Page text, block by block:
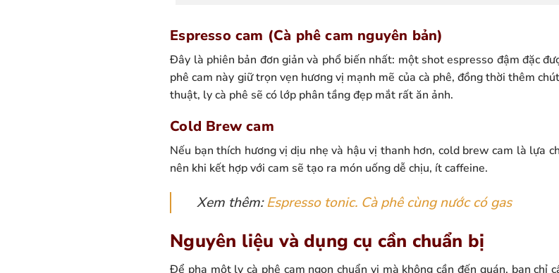
Espresso cam (Cà phê cam nguyên bản)
Đây là phiên bản đơn giản và phổ biến nhất: một shot espresso đậm đặc
phê cam này giữ trọn vẹn hương vị mạnh mẽ của cà phê, đồng thời thêm
thuật, ly cà phê sẽ có lớp phân tầng đẹp mắt rất ăn ảnh.
Cold Brew cam
Nếu bạn thích hương vị dịu nhẹ và hậu vị thanh hơn, cold brew cam là lựa
nên khi kết hợp với cam sẽ tạo ra món uống dễ chịu, ít caffeine.
Xem thêm:Espresso tonic. Cà phê cùng nước có gas
Nguyên liệu và dụng cụ cần chuẩn bị
Để pha một ly cà phê cam ngon chuẩn vị mà không cần đến quán, bạn chỉ